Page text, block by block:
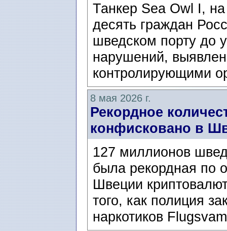
Танкер Sea Owl I, на
десять граждан
шведском порту до
нарушений,
контролирующими
8 мая 2026 г.
Рекордное
конфисковано в
127 миллионов
была рекордная по
Швеции
того, как полиция
наркотиков